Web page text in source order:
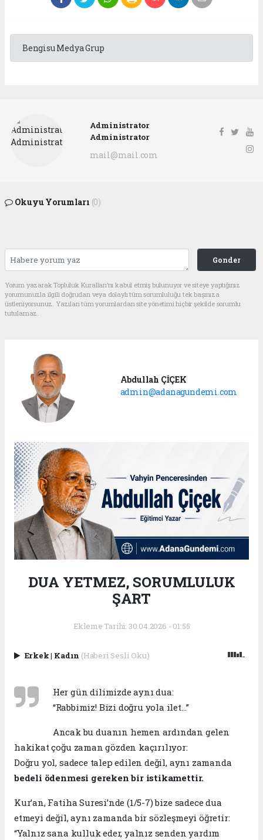
Bengisu Medya Grup
Administrator
Administrator
mail@mail.com
Okuyu Yorumları (0)
Gonder
Yorum yazarak Topluluk Kuralları’nı kabul etmiş bulunuyor ve siteye yaptığınız
yorumunuzla ilgili doğrudan veya dolaylı tüm sorumluluğu tek başınıza
üstleniyorsunuz. Yazılan tüm yorumlardan site yönetimi hiçbir şekilde sorumlu
tutulamaz.
Abdullah ÇİÇEK
admin@adanagundemi.com
DUA YETMEZ, SORUMLULUK
ŞART
Ekleme Tarihi: 30.04.2026 - 01:55
Erkek| Kadın (Haberi Sesli Oku)
Her gün dilimizde aynı dua:
“Rabbimiz! Bizi doğru yola ilet…”
Ancak bu duanın hemen ardından gelen
hakikat çoğu zaman gözden kaçırılıyor:
Doğru yol, sadece talep edilen değil, aynı zamanda
bedeli ödenmesi gereken bir istikamettir.
Kur’an, Fatiha Suresi’nde (1/5-7) bize sadece dua
etmeyi değil, aynı zamanda bir sözleşmeyi öğretir:
“Yalnız sana kulluk eder, yalnız senden yardım